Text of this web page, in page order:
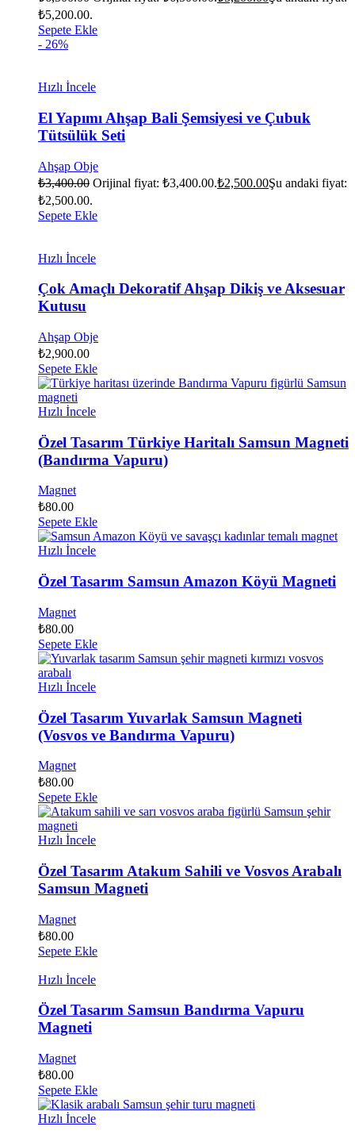
₺5,200.00.
Sepete Ekle
- 26%
Hızlı İncele
El Yapımı Ahşap Bali Şemsiyesi ve Çubuk
Tütsülük Seti
Ahşap Obje
₺3,400.00 Orijinal fiyat: ₺3,400.00.₺2,500.00Şu andaki fiyat:
₺2,500.00.
Sepete Ekle
Hızlı İncele
Çok Amaçlı Dekoratif Ahşap Dikiş ve Aksesuar
Kutusu
Ahşap Obje
₺2,900.00
Sepete Ekle
Hızlı İncele
Özel Tasarım Türkiye Haritalı Samsun Magneti
(Bandırma Vapuru)
Magnet
₺80.00
Sepete Ekle
Hızlı İncele
Özel Tasarım Samsun Amazon Köyü Magneti
Magnet
₺80.00
Sepete Ekle
Hızlı İncele
Özel Tasarım Yuvarlak Samsun Magneti
(Vosvos ve Bandırma Vapuru)
Magnet
₺80.00
Sepete Ekle
Hızlı İncele
Özel Tasarım Atakum Sahili ve Vosvos Arabalı
Samsun Magneti
Magnet
₺80.00
Sepete Ekle
Hızlı İncele
Özel Tasarım Samsun Bandırma Vapuru
Magneti
Magnet
₺80.00
Sepete Ekle
Hızlı İncele